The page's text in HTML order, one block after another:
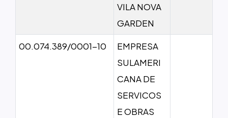
VILA NOVA
GARDEN
00.074.389/0001-10
EMPRESA
SULAMERI
CANA DE
SERVICOS
E OBRAS